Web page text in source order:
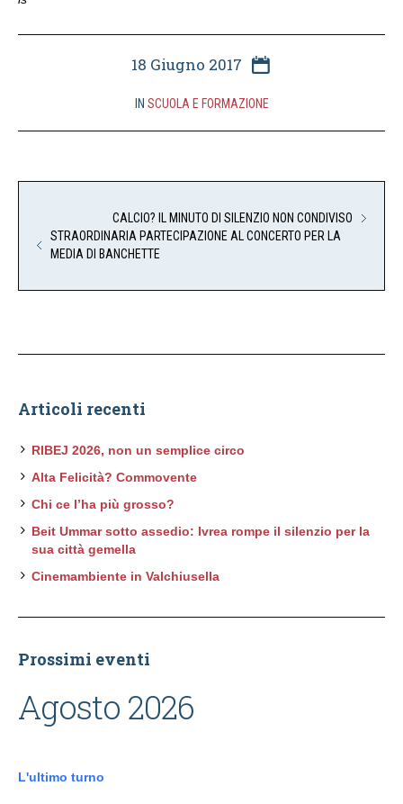
18 Giugno 2017
IN SCUOLA E FORMAZIONE
CALCIO? IL MINUTO DI SILENZIO NON CONDIVISO
STRAORDINARIA PARTECIPAZIONE AL CONCERTO PER LA
MEDIA DI BANCHETTE
Articoli recenti
RIBEJ 2026, non un semplice circo
Alta Felicità? Commovente
Chi ce l’ha più grosso?
Beit Ummar sotto assedio: Ivrea rompe il silenzio per la
sua città gemella
Cinemambiente in Valchiusella
Prossimi eventi
Agosto 2026
L'ultimo turno